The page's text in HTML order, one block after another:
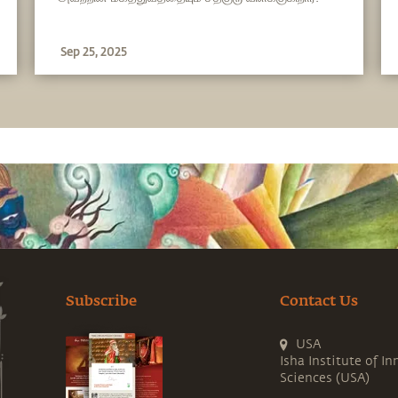
Sep 25, 2025
Subscribe Contact Us
USA
Isha Institute of
Sciences (USA)